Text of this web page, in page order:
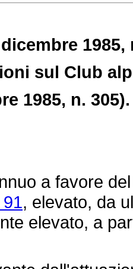
1985,
sul Club
1985, n. 305).
a favore
, elevato, da
elevato, a